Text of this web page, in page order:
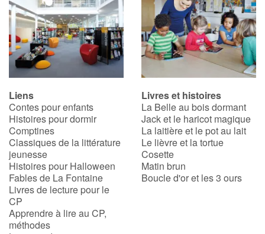
Liens
Contes pour enfants
Histoires pour dormir
Comptines
Classiques de la littérature
jeunesse
Histoires pour Halloween
Fables de La Fontaine
Livres de lecture pour le
CP
Apprendre à lire au CP,
méthodes
Livres et histoires
La Belle au bois dormant
Jack et le haricot magique
La laitière et le pot au lait
Le lièvre et la tortue
Cosette
Matin brun
Boucle d'or et les 3 ours